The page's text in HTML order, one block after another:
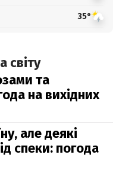
35°
світу
та
на вихідних
але деякі
спеки: погода